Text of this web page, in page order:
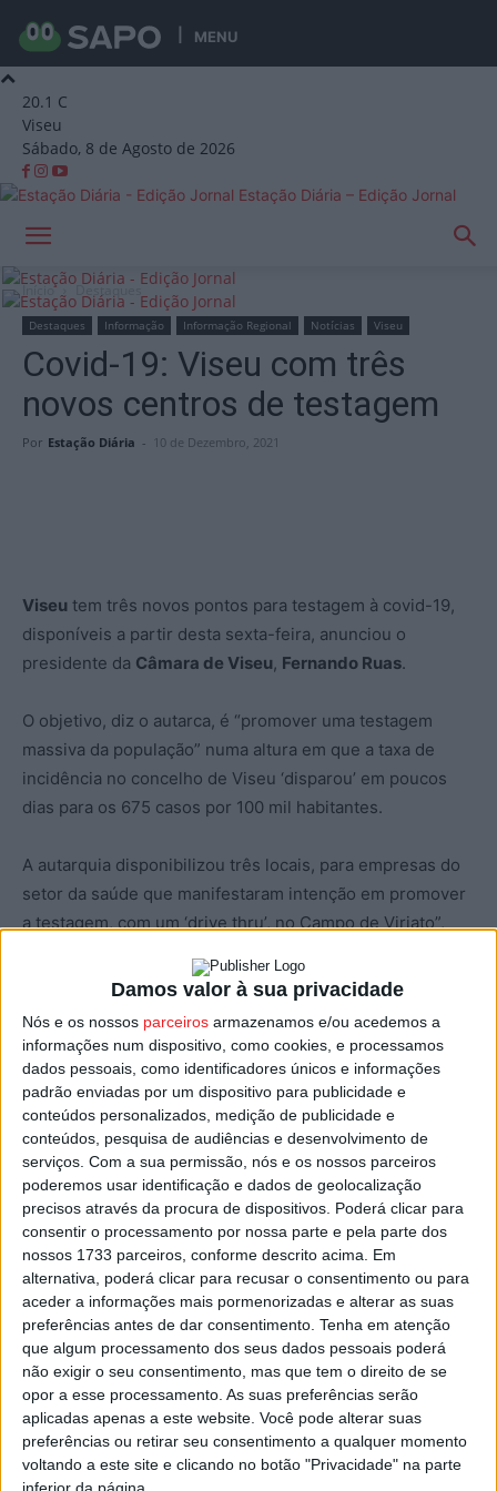
Damos valor à sua privacidade
Nós e os nossos parceiros armazenamos e/ou acedemos a
informações num dispositivo, como cookies, e processamos
dados pessoais, como identificadores únicos e informações
padrão enviadas por um dispositivo para publicidade e
conteúdos personalizados, medição de publicidade e
conteúdos, pesquisa de audiências e desenvolvimento de
serviços. Com a sua permissão, nós e os nossos parceiros
poderemos usar identificação e dados de geolocalização
precisos através da procura de dispositivos. Poderá clicar para
consentir o processamento por nossa parte e pela parte dos
nossos 1733 parceiros, conforme descrito acima. Em
alternativa, poderá clicar para recusar o consentimento ou para
aceder a informações mais pormenorizadas e alterar as suas
preferências antes de dar consentimento. Tenha em atenção
que algum processamento dos seus dados pessoais poderá
não exigir o seu consentimento, mas que tem o direito de se
opor a esse processamento. As suas preferências serão
aplicadas apenas a este website. Você pode alterar suas
preferências ou retirar seu consentimento a qualquer momento
voltando a este site e clicando no botão "Privacidade" na parte
MENU
20.1 C
Viseu
Sábado, 8 de Agosto de 2026
Estação Diária – Edição Jornal
Início Destaques
Destaques Informação Informação Regional Notícias Viseu
Covid-19: Viseu com três
novos centros de testagem
Por Estação Diária - 10 de Dezembro, 2021
Viseu tem três novos pontos para testagem à covid-19,
disponíveis a partir desta sexta-feira, anunciou o
presidente da Câmara de Viseu, Fernando Ruas.
O objetivo, diz o autarca, é “promover uma testagem
massiva da população” numa altura em que a taxa de
incidência no concelho de Viseu ‘disparou’ em poucos
dias para os 675 casos por 100 mil habitantes.
A autarquia disponibilizou três locais, para empresas do
setor da saúde que manifestaram intenção em promover
a testagem, com um ‘drive thru’, no Campo de Viriato”,
dois centros em locais que a autarquia considera
Jugueiros, zona de maior afluência juvenil onde se
concentra a maior zona de bares da cidade e bem perto
do Politécnico de Viseu.
Esta e outras notícias para ouvir na Estação Diária – 96.8
FM ou em www.968.fm.
Pub
TAGS Covid-19 Viseu